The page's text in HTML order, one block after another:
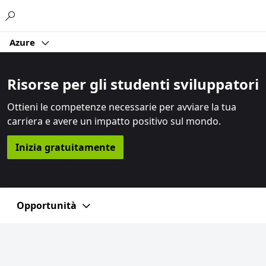
Azure
Risorse per gli studenti sviluppatori
Ottieni le competenze necessarie per avviare la tua
carriera e avere un impatto positivo sul mondo.
Inizia gratuitamente
Opportunità